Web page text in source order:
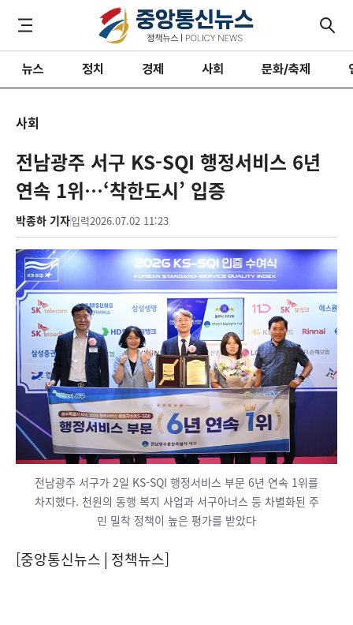
뉴스 정치 경제 사회 문화/축제
사회
전남광주 서구 KS-SQI 행정서비스 6년
연속 1위…‘착한도시’ 입증
박종하 기자입력2026.07.02 11:23
전남광주 서구가 2일 KS-SQI 행정서비스 부문 6년 연속 1위를
차지했다. 천원의 동행 복지 사업과 서구아너스 등 차별화된 주
민 밀착 정책이 높은 평가를 받았다
[중앙통신뉴스│정책뉴스]